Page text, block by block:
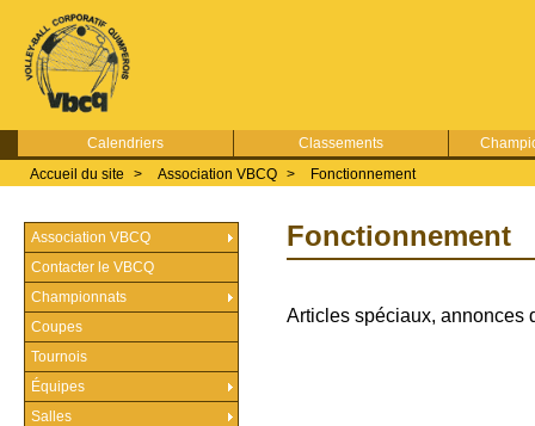
Calendriers Classements
Accueil du site
> Association VBCQ > Fonctionnement
Fonctionnement
Articles spéciaux, annonces
Association VBCQ
Contacter le VBCQ
Championnats
Coupes
Tournois
Équipes
Salles